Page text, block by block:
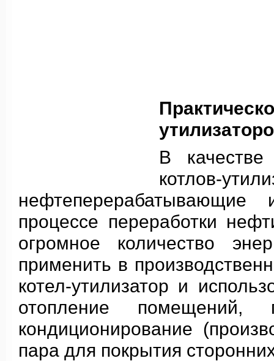
В
котлов-
процессе переработки
огромное количество
применить в
котел-утилизатор и
отопление помещений,
кондиционирование
пара для покрытия